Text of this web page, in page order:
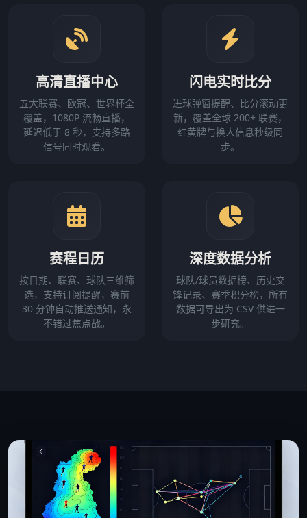
高清直播中心
五大联赛、欧冠、世界杯全
覆盖，1080P 流畅直播，
延迟低于 8 秒，支持多路
信号同时观看。
闪电实时比分
进球弹窗提醒、比分滚动更
新，覆盖全球 200+ 联赛，
红黄牌与换人信息秒级同
步。
赛程日历
按日期、联赛、球队三维筛
选，支持订阅提醒，赛前
30 分钟自动推送通知，永
不错过焦点战。
深度数据分析
球队/球员数据榜、历史交
锋记录、赛季积分榜，所有
数据可导出为 CSV 供进一
步研究。